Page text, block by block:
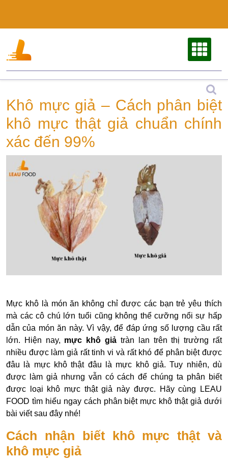
content
Khô mực giả – Cách phân biệt
khô mực thật giả chuẩn chính
xác đến 99%
Mực khô là món ăn không chỉ được các bạn trẻ yêu thích
mà các cô chú lớn tuổi cũng không thể cưỡng nổi sự hấp
dẫn của món ăn này. Vì vậy, để đáp ứng số lượng cầu rất
lớn. Hiện nay, mực khô giả tràn lan trên thị trường rất
nhiều được làm giả rất tinh vi và rất khó để phân biệt được
đâu là mực khô thật đâu là mực khô giả. Tuy nhiên, dù
được làm giả nhưng vẫn có cách để chúng ta phân biết
được loại khô mực thật giả này được. Hãy cùng LEAU
FOOD tìm hiểu ngay cách phân biệt mực khô thật giả dưới
bài viết sau đây nhé!
Cách nhận biết khô mực thật và
khô mực giả